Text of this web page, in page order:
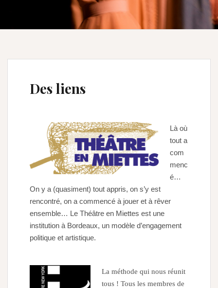
Des liens
Là où
tout a
com
menc
é…
On y a (quasiment) tout appris, on s’y est
rencontré, on a commencé à jouer et à rêver
ensemble… Le Théâtre en Miettes est une
institution à Bordeaux, un modèle d’engagement
politique et artistique.
La méthode qui nous réunit
tous ! Tous les membres de